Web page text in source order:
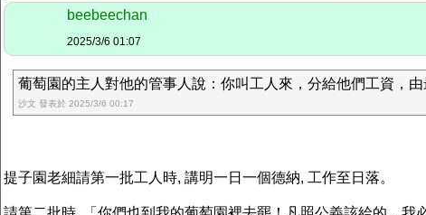
beebeechan
2025/3/6 01:07
葡萄園的主人對他的管事人說：你叫工人來，分給他們工資，由
沙文 發表於 2025/3/6 00:17
提子園老細請第一批工人時, 講明一日一個德納, 工作至日落。